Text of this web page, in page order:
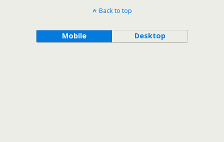
Back to top
Mobile Desktop